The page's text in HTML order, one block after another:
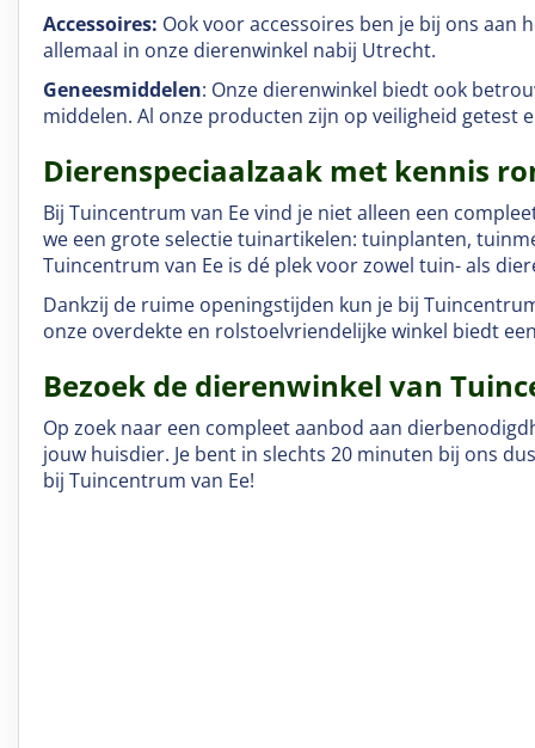
Accessoires: Ook voor accessoires ben je bij ons
allemaal in onze dierenwinkel nabij Utrecht.
Geneesmiddelen: Onze dierenwinkel biedt ook
middelen. Al onze producten zijn op veiligheid getest
Dierenspeciaalzaak met kennis
Bij Tuincentrum van Ee vind je niet alleen een
we een grote selectie tuinartikelen: tuinplanten,
Tuincentrum van Ee is dé plek voor zowel tuin- als
Dankzij de ruime openingstijden kun je bij
onze overdekte en rolstoelvriendelijke winkel biedt
Bezoek de dierenwinkel van
Op zoek naar een compleet aanbod aan
jouw huisdier. Je bent in slechts 20 minuten bij ons
bij Tuincentrum van Ee!